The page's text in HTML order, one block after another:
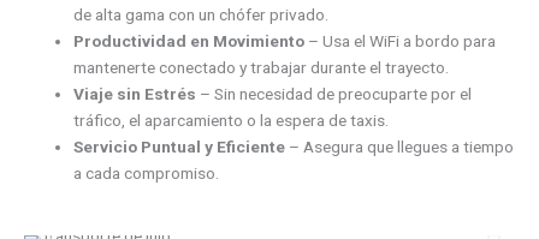
de alta gama con un chófer privado.
Productividad en Movimiento – Usa el WiFi a bordo para
mantenerte conectado y trabajar durante el trayecto.
Viaje sin Estrés – Sin necesidad de preocuparte por el
tráfico, el aparcamiento o la espera de taxis.
Servicio Puntual y Eficiente – Asegura que llegues a tiempo
a cada compromiso.